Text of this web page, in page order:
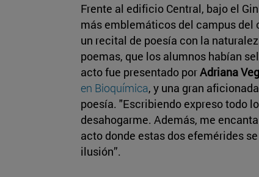
Frente al edificio Central, bajo el
más emblemáticos del campus del
un recital de poesía con la
poemas, que los alumnos habían
acto fue presentado porAdriana
en Bioquímica, y una gran
poesía. "Escribiendo expreso todo
desahogarme. Además, me
acto donde estas dos efemérides
ilusión”.